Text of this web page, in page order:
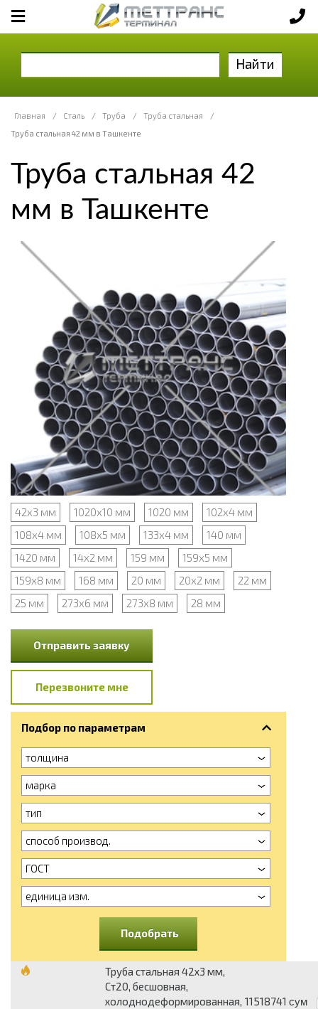
Найти
Главная / Сталь / Труба / Труба стальная
/
Труба стальная 42 мм в Ташкенте
Труба стальная 42
мм в Ташкенте
42х3 мм 1020х10 мм 1020 мм
102х4 мм
108х4 мм
108х5 мм 133х4 мм
140 мм
1420 мм
14х2 мм 159 мм
159х5 мм
159х8 мм
168 мм 20 мм 20х2 мм
22 мм
25 мм
273х6 мм 273х8 мм 28 мм
Отправить заявку
Перезвоните мне
Подбор по параметрам
толщина
марка
тип
способ производ.
ГОСТ
единица изм.
Подобрать
Труба стальная 42х3 мм,
Ст20, бесшовная,
холоднодеформированная, 11518741 сум